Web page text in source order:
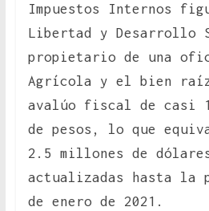
Impuestos Internos
Libertad y Desarrollo
propietario de una
Agrícola y el bien
avalúo fiscal de casi
de pesos, lo que
2.5 millones de
actualizadas hasta la
de enero de 2021.